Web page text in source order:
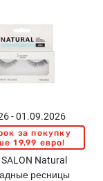
- 01.09.2026
за покупку
19,99 евро!
Natural
ресницы